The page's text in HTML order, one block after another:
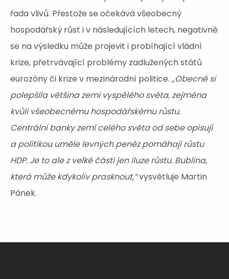
řada vlivů. Přestože se očekává všeobecný
hospodářský růst i v následujících letech, negativně
se na výsledku může projevit i probíhající vládní
krize, přetrvávající problémy zadlužených států
eurozóny či krize v mezinárodní politice. „Obecně si
polepšila většina zemí vyspělého světa, zejména
kvůli všeobecnému hospodářskému růstu.
Centrální banky zemí celého světa od sebe opisují
a politikou uměle levných peněz pomáhají růstu
HDP. Je to ale z velké části jen iluze růstu. Bublina,
která může kdykoliv prasknout,“vysvětluje Martin
Pánek.